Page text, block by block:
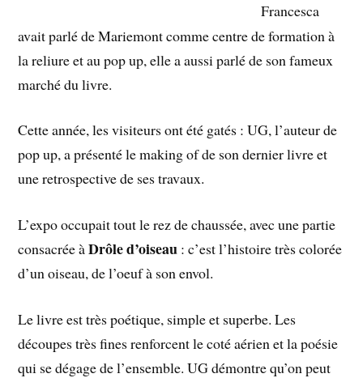
Francesca
avait parlé de Mariemont comme centre de formation à
la reliure et au pop up, elle a aussi parlé de son fameux
marché du livre.
Cette année, les visiteurs ont été gatés : UG, l’auteur de
pop up, a présenté le making of de son dernier livre et
une retrospective de ses travaux.
L’expo occupait tout le rez de chaussée, avec une partie
consacrée àDrôle d’oiseau : c’est l’histoire très colorée
d’un oiseau, de l’oeuf à son envol.
Le livre est très poétique, simple et superbe. Les
découpes très fines renforcent le coté aérien et la poésie
qui se dégage de l’ensemble. UG démontre qu’on peut